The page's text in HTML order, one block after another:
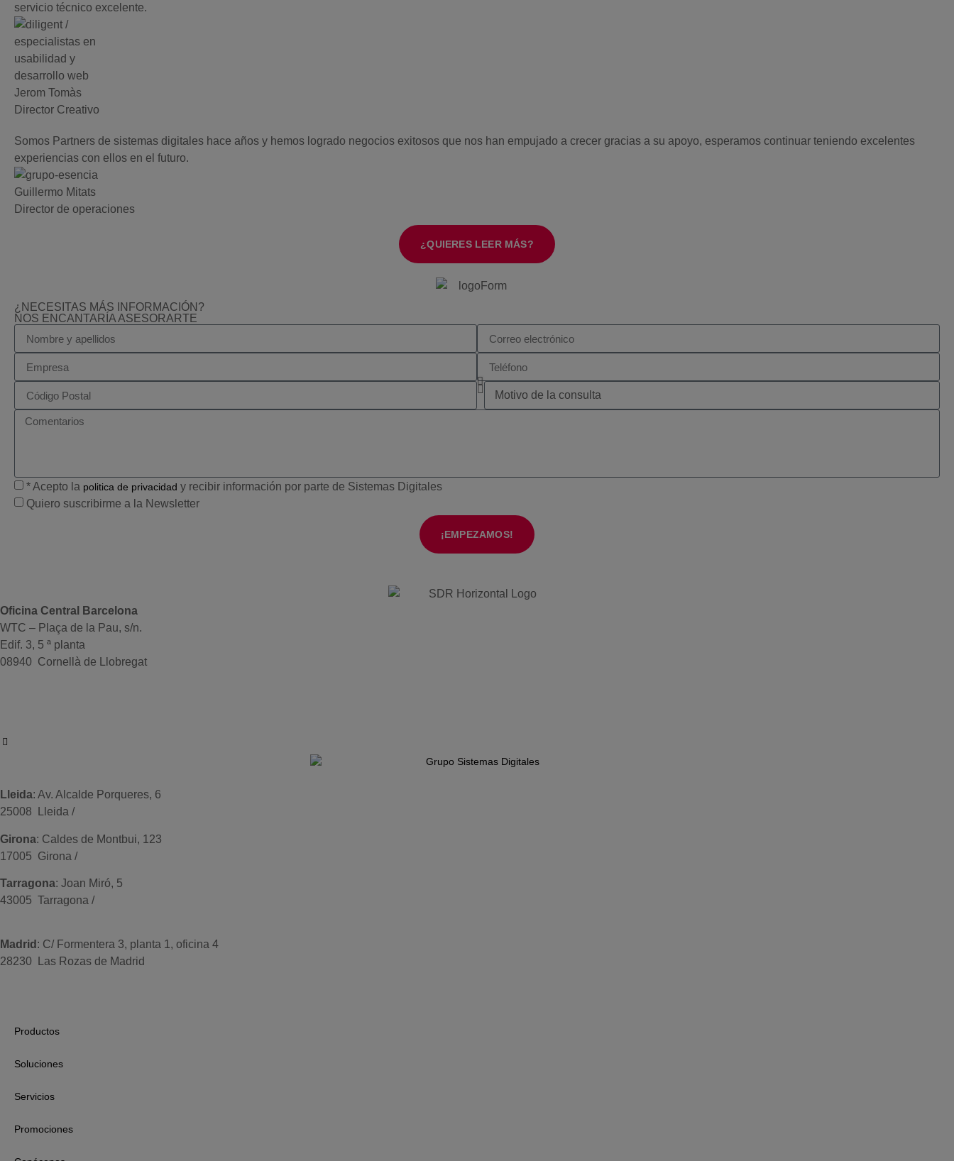
servicio técnico excelente.
Jerom Tomàs
Director Creativo
Somos Partners de sistemas digitales hace años y hemos logrado negocios exitosos que nos han empujado a crecer gracias a su apoyo, esperamos continuar teniendo excelentes
experiencias con ellos en el futuro.
Guillermo Mitats
Director de operaciones
¿QUIERES LEER MÁS?
¿NECESITAS MÁS INFORMACIÓN?
NOS ENCANTARÍA ASESORARTE
* Acepto la politica de privacidad y recibir información por parte de Sistemas Digitales
Quiero suscribirme a la Newsletter
¡EMPEZAMOS!
Oficina Central Barcelona
WTC – Plaça de la Pau, s/n.
Edif. 3, 5 ª planta
08940 Cornellà de Llobregat
Lleida: Av. Alcalde Porqueres, 6
25008 Lleida /
Girona: Caldes de Montbui, 123
17005 Girona /
Tarragona: Joan Miró, 5
43005 Tarragona /
Madrid : C/ Formentera 3, planta 1, oficina 4
28230 Las Rozas de Madrid
Productos
Soluciones
Servicios
Promociones